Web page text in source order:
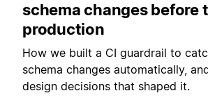
schema changes before
production
How we built a CI guardrail to
schema changes automatically,
design decisions that shaped it.